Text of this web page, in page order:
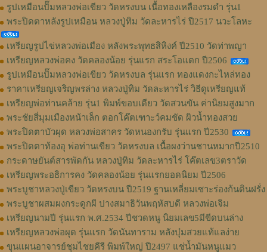
รูปเหมือนปั๊มหลวงพ่อเขียว วัดหรงบน เนื้อทองเหลืองรมดำ รุ่น1
พระปิดตาหลังรูปเหมือน หลวงปู่ทิม วัดละหารไร่ ปี2517 นวะโลหะ
เหรียญรูปไข่หลวงพ่อเมือง หลังพระพุทธสิหิงค์ ปี2510 วัดท่าพญา
เหรียญหลวงพ่อคง วัดคลองน้อย รุ่นแรก สระโอแตก ปี2506
รูปเหมือนปั๊มหลวงพ่อเขียว วัดหรงบล รุ่นแรก ทองแดงกะไหล่ทอง
ราคาเหรียญเจริญพรล่าง หลวงปู่ทิม วัดละหารไร่ วิธีดูเหรียญแท้
เหรียญพ่อท่านคล้าย รุ่น1 พิมพ์ขอบเดียว วัดสวนขัน ค่านิยมสูงมาก
พระชัยสี่มุมเมืองหน้าเล็ก ตอกโค๊ตเฑาะว์คมชัด ผิวน้ำทองสวย
พระปิดตาบัวผุด หลวงพ่อสาคร วัดหนองกรับ รุ่นแรก ปี2530
พระปิดตาท้องอุ พ่อท่านเขียว วัดหรงบล เนื้อผงว่านชานหมากปี2510
กระดาษยันต์สารพัดกัน หลวงปู่ทิม วัดละหารไร่ โค๊ตเลข3ตราวัด
เหรียญพระอธิการคง วัดคลองน้อย รุ่นแรกยอดนิยม ปี2506
พระบูชาหลวงปู่เขียว วัดหรงบน ปี2519 ฐานเหลี่ยมเซาะร่องก้นดินฝรั่ง
พระบูชาผสมผงกระดูกผี ปางสมาธิวันพฤหัสบดี หลวงพ่อเจิม
เหรียญนามปี รุ่นแรก พ.ศ.2534 ปีชวดหนู นิยมเลข5มีขีดบนล่าง
เหรียญหลวงพ่อผุด รุ่นแรก วัดนันทาราม หลังบุ๋มสวยแท้แลง่าย
ขุนแผนอาจารย์ชุมไชยคีรี พิมพ์ใหญ่ ปี2497 แช่น้ำมันหนูแมว